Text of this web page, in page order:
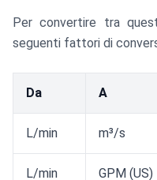
Per convertire tra
seguenti fattori di
Da A
L/min m³/s
L/min GPM (US)